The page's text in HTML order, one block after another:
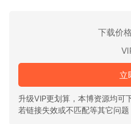
下载价格
立
升级VIP更划算，本博资源均可
若链接失效或不匹配等其它问